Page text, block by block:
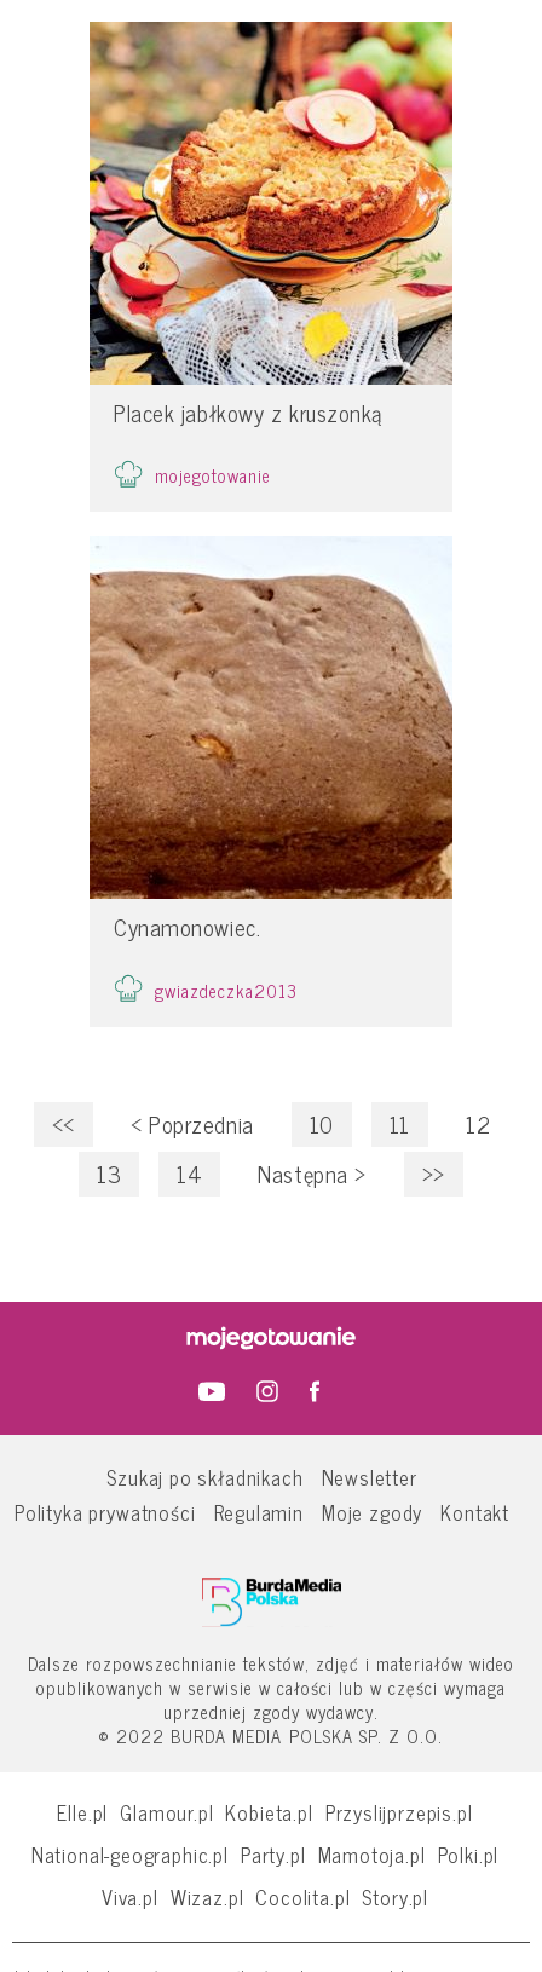
Placek jabłkowy z kruszonką
mojegotowanie
Cynamonowiec.
gwiazdeczka2013
<< < Poprzednia 10 11
12
13
14 Następna> >>
Szukaj po składnikach
Newsletter
Polityka prywatności
Regulamin Moje zgody Kontakt
Dalsze rozpowszechnianie tekstów, zdjęć i materiałów wideo
opublikowanych w serwisie w całości lub w części wymaga
uprzedniej zgody wydawcy.
© 2022 BURDA MEDIA POLSKA SP. Z O.O.
Elle.pl Glamour.pl Kobieta.pl Przyslijprzepis.pl
National-geographic.pl Party.pl Mamotoja.pl Polki.pl
Viva.pl Wizaz.pl Cocolita.pl Story.pl